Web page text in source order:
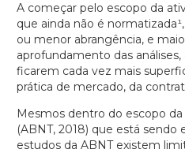
A começar pelo escopo da
que ainda não é
ou menor abrangência, e
aprofundamento das
ficarem cada vez mais
prática de mercado, da
Mesmos dentro do escopo
(ABNT, 2018) que está sendo
estudos da ABNT existem